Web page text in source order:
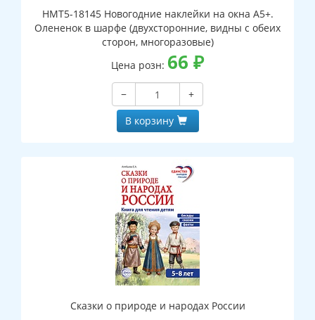
НМТ5-18145 Новогодние наклейки на окна А5+.
Олененок в шарфе (двухсторонние, видны с обеих
сторон, многоразовые)
Цена розн: 66 ₽
−
+
В корзину
Сказки о природе и народах России